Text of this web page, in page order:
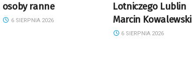
osoby ranne
6 SIERPNIA 2026
Lotniczego Lublin
Marcin Kowalewski
6 SIERPNIA 2026